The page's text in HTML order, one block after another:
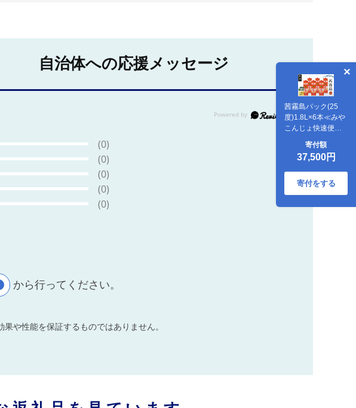
茜霧島パック(25
度)1.8L×6本≪みや
こんじょ快速便
≫〔37E-38-K04P-
1800-6-R〕
寄付額
37,500円
寄付をする
自治体への応援メッセージ
(0)
(0)
(0)
(0)
(0)
から行ってください。
や性能を保証するものではありません。